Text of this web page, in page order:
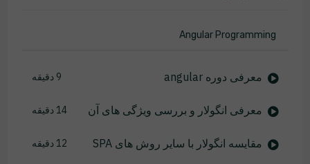
Angular Programming
معرفی دوره angular 9 دقیقه
معرفی انگولار و بررسی ویژگی های آن 14 دقیقه
مقایسه انگولار با سایر روش های SPA 12 دقیقه